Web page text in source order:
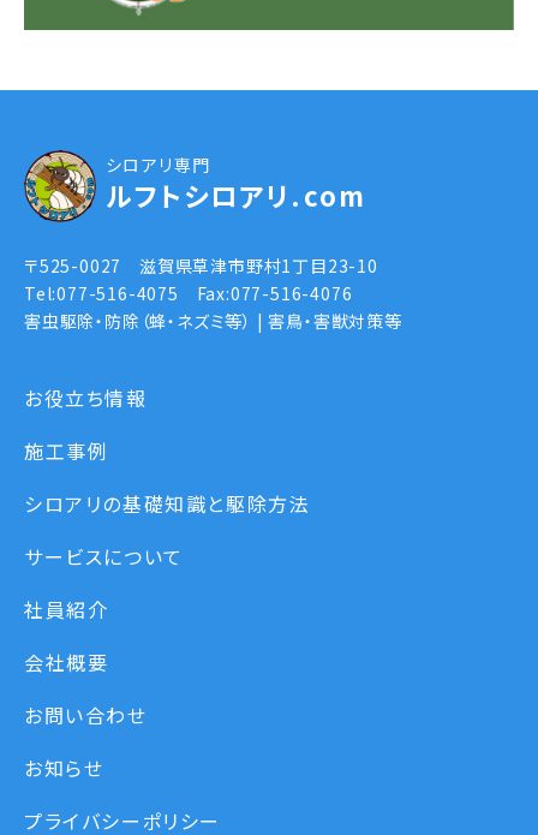
シロアリ専門
ルフトシロアリ.com
〒525-0027 滋賀県草津市野村1丁目23-10
Tel:077-516-4075 Fax:077-516-4076
害虫駆除・防除（蜂・ネズミ等） | 害鳥・害獣対策等
お役立ち情報
施工事例
シロアリの基礎知識と駆除方法
サービスについて
社員紹介
会社概要
お問い合わせ
お知らせ
プライバシーポリシー